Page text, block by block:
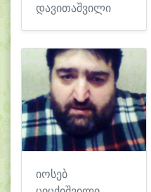
დავითაშვილი
იოსებ